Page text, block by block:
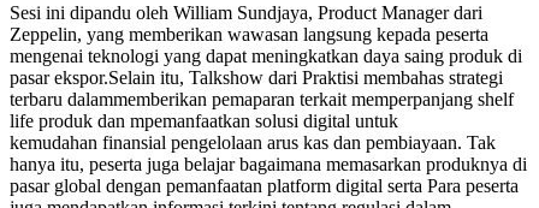
Sesi ini dipandu oleh William Sundjaya, Product Manager dari
Zeppelin, yang memberikan wawasan langsung kepada peserta
mengenai teknologi yang dapat meningkatkan daya saing produk di
pasar ekspor.Selain itu, Talkshow dari Praktisi membahas strategi
terbaru dalammemberikan pemaparan terkait memperpanjang shelf
life produk dan mpemanfaatkan solusi digital untuk
kemudahan finansial pengelolaan arus kas dan pembiayaan. Tak
hanya itu, peserta juga belajar bagaimana memasarkan produknya di
pasar global dengan pemanfaatan platform digital serta Para peserta